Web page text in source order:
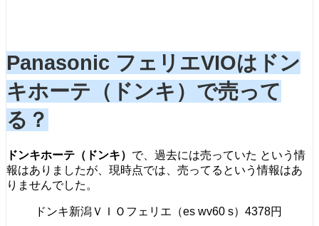
Panasonic フェリエVIOはドン
キホーテ（ドンキ）で売って
る？
ドンキホーテ（ドンキ） で、過去には売っていた という情
報はありましたが、現時点では、売ってるという情報はあ
りませんでした。
ドンキ新潟ＶＩＯフェリエ（es wv60 s）4378円